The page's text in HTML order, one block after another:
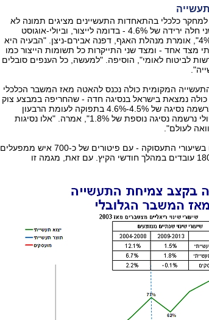
למחקר כלכלי בהתאחדות התעשיינים מציגים תמונה לא
פחות עגומה. "ברבעון השני חלה ירידה של 4.6% - בדומה לייצור, וביולי-אוגוסט
נרשמה ירידה נוספת של 4%", אומרת מנהלת האגף, דפנה אבירם-ניצן. "הבעיה היא
מצד אחד - ומצד שני התייקרות כל תשומות הייצור כמו
לביטוח לאומי", הוסיפה. "למעשה, כל הענפים סובלים
המקומית כולה נכנס להאטה מאז המשבר הכלכלי
נמצאת בישראל בנסיגה חדה - שהחריפה במבצע צוק
איתן. "כבר באפריל-מאי נרשמה נסיגה של 4.5%-4.6% בתפוקה לעומת הרבעון
הראשון של השנה, וביוני-יולי נרשמה נסיגה נוספת של 1.8%", אמרה. "אלו נסיגות
לעולם".
נתונים אלו משתקפים גם בשיעורי התעסוקה - עם פיטורים של כ-700 איש ממפעלים
תחילת השנה, מתוכם כ-180 עובדים במהלך חודשי הקיץ. עם זאת, מגמה זו